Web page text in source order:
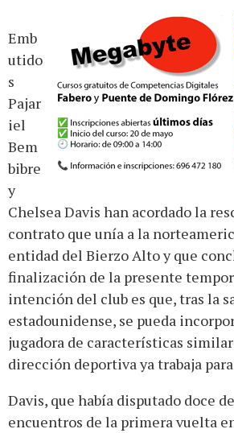
Emb
utido
s
Pajar
iel
Bem
bibre
y
Chelsea Davis han acordado la
contrato que unía a la
entidad del Bierzo Alto y que
finalización de la presente
intención del club es que, tras la
estadounidense, se pueda
jugadora de características
dirección deportiva ya trabaja
Davis, que había disputado doce
encuentros de la primera vuelta